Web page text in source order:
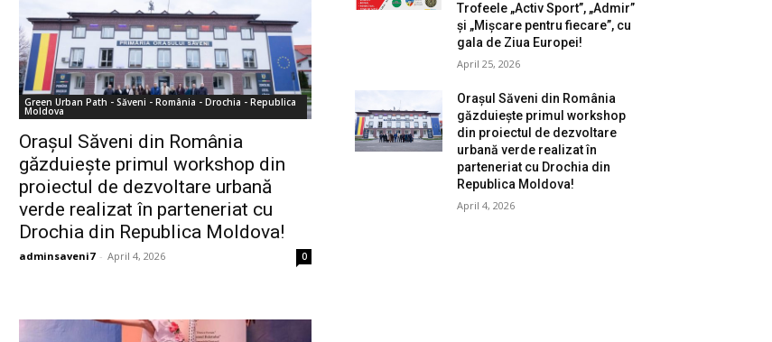
Green Urban Path - Săveni - România - Drochia - Republica
Moldova
Orașul Săveni din România
găzduiește primul workshop din
proiectul de dezvoltare urbană
verde realizat în parteneriat cu
Drochia din Republica Moldova!
adminsaveni7 - April 4, 2026 0
Trofeele „Activ Sport”, „Admir”
și „Mișcare pentru fiecare”, cu
gala de Ziua Europei!
April 25, 2026
Orașul Săveni din România
găzduiește primul workshop
din proiectul de dezvoltare
urbană verde realizat în
parteneriat cu Drochia din
Republica Moldova!
April 4, 2026